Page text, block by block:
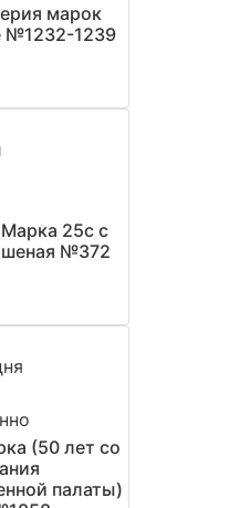
марок
№1232-1239
25c с
№372
(50 лет со
палаты)